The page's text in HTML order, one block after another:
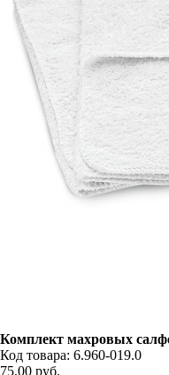
Комплект махровых
Код товара: 6.960-019.0
75,00 руб.